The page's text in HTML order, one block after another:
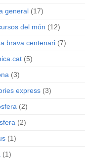
general (17)
del món (12)
brava centenari (7)
(5)
(3)
express (3)
(2)
(2)
(1)
(1)